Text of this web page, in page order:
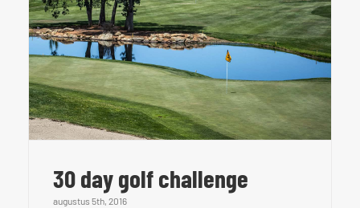
30 day golf challenge
augustus 5th, 2016